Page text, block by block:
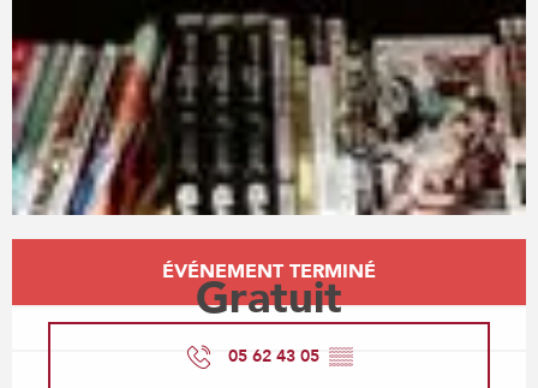
Ouverture et coordonnées
ÉVÉNEMENT TERMINÉ
Gratuit
05 62 43 05 ▒▒